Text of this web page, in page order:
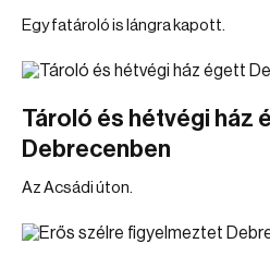
Egy fatároló is lángra kapott.
Tároló és hétvégi ház
Debrecenben
Az Acsádi úton.